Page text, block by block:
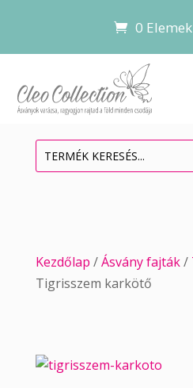
0 Elemek
Kezdőlap /Ásvány fajták/
Tigrisszem karkötő